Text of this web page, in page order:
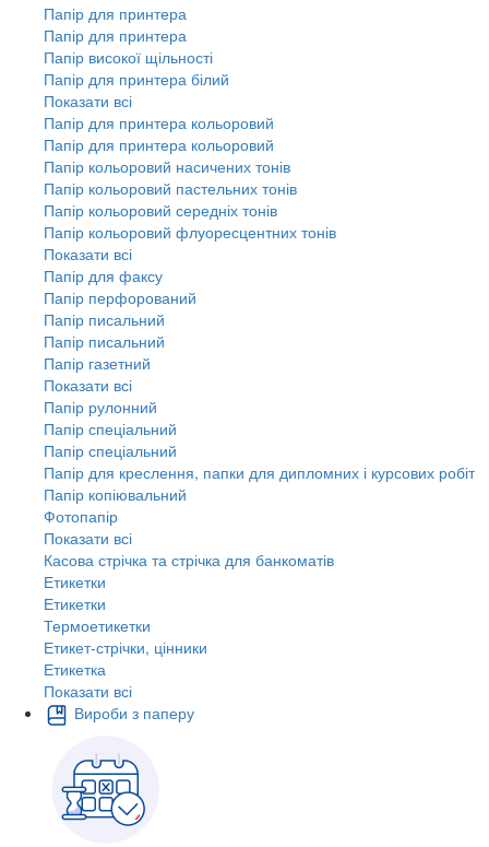
Папір для принтера
Папір для принтера
Папір високої щільності
Папір для принтера білий
Показати всі
Папір для принтера кольоровий
Папір для принтера кольоровий
Папір кольоровий насичених тонів
Папір кольоровий пастельних тонів
Папір кольоровий середніх тонів
Папір кольоровий флуоресцентних тонів
Показати всі
Папір для факсу
Папір перфорований
Папір писальний
Папір писальний
Папір газетний
Показати всі
Папір рулонний
Папір спеціальний
Папір спеціальний
Папір для креслення, папки для дипломних і курсових робіт
Папір копіювальний
Фотопапір
Показати всі
Касова стрічка та стрічка для банкоматів
Етикетки
Етикетки
Термоетикетки
Етикет-стрічки, цінники
Етикетка
Показати всі
Вироби з паперу